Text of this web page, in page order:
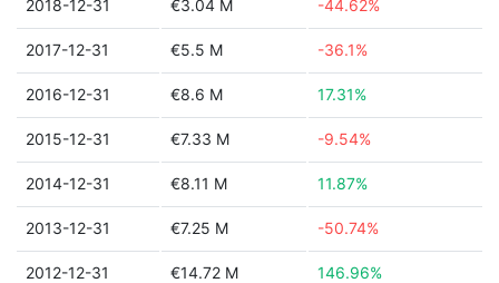
2018-12-31 €3.04 M -44.62%
2017-12-31 €5.5 M -36.1%
2016-12-31 €8.6 M 17.31%
2015-12-31 €7.33 M -9.54%
2014-12-31 €8.11 M 11.87%
2013-12-31 €7.25 M -50.74%
2012-12-31 €14.72 M 146.96%